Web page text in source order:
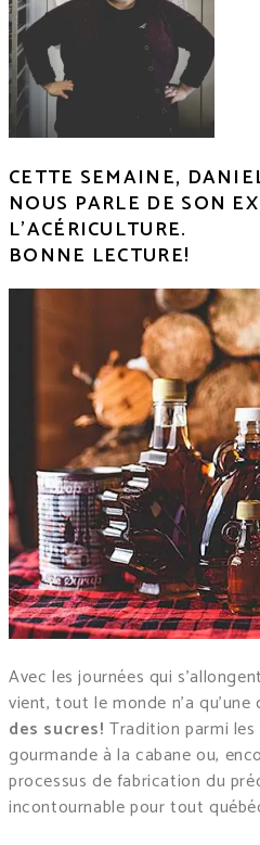
CETTE SEMAINE,
NOUS PARLE DE SON
L’ACÉRICULTURE.
BONNE LECTURE!
Avec les journées qui
vient, tout le monde n’a
des sucres!Tradition parmi
gourmande à la cabane ou,
processus de fabrication du
incontournable pour tout